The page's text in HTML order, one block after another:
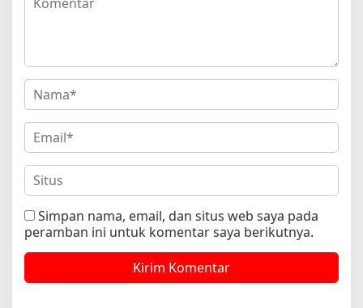
Simpan nama, email, dan situs web saya pada
peramban ini untuk komentar saya berikutnya.